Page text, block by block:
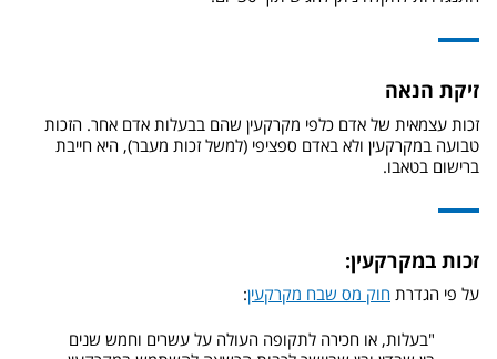
זיקת הנאה
זכות עצמאית של אדם כלפי מקרקעין שהם בבעלות אדם אחר. הזכות
טבועה במקרקעין ולא באדם ספציפי (למשל זכות מעבר), היא חייבת
ברישום בטאבו.
זכות במקרקעין:
על פי הגדרת חוק מס שבח מקרקעין:
"בעלות, או חכירה לתקופה העולה על עשרים וחמש שנים